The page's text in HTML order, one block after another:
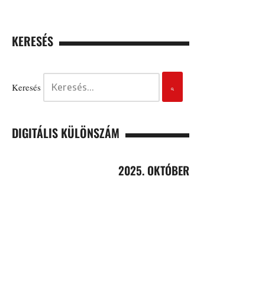
KERESÉS
Keresés
DIGITÁLIS KÜLÖNSZÁM
2025. OKTÓBER